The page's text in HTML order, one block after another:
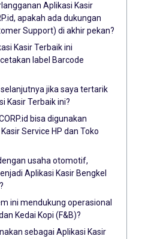
Aplikasi Kasir
apakah ada dukungan
Support) di akhir pekan?
Kasir Terbaik ini
label Barcode
jika saya tertarik
Kasir Terbaik ini?
bisa digunakan
Service HP dan Toko
usaha otomotif,
Aplikasi Kasir Bengkel
ini mendukung operasional
Kedai Kopi (F&B)?
sebagai Aplikasi Kasir